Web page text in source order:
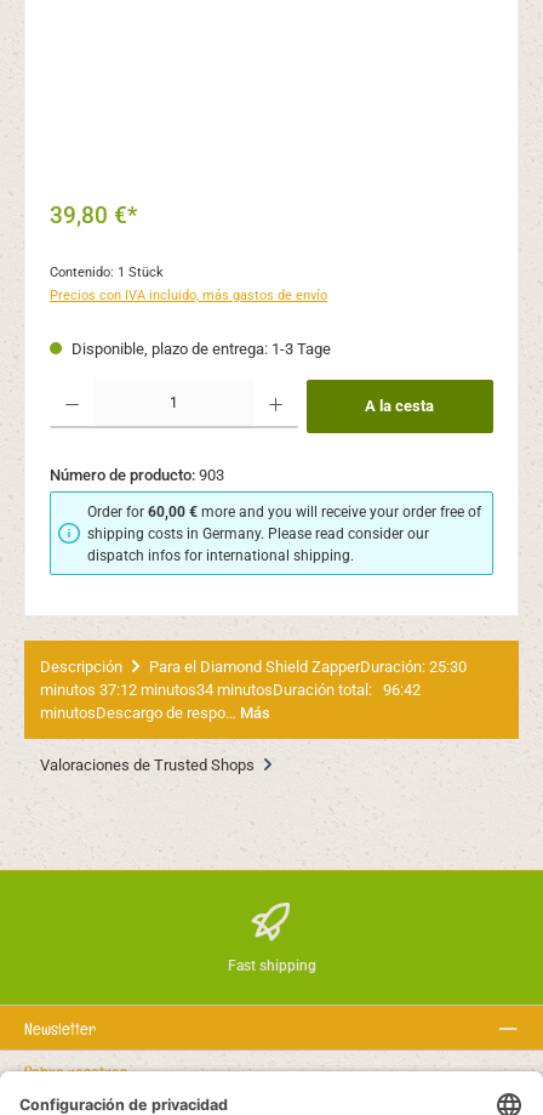
39,80 €*
Contenido: 1 Stück
Precios con IVA incluido, más gastos de envío
Disponible, plazo de entrega: 1-3 Tage
Cantidad del producto: introduce la cantidad deseada o usa los botones para
A la cesta
Número de producto: 903
Order for60,00 € more and you will receive your order free of
shipping costs in Germany. Please read consider our
dispatch infos for international shipping.
Descripción
Para el Diamond Shield ZapperDuración: 25:30
minutos 37:12 minutos34 minutosDuración total: 96:42
minutosDescargo de respo… Más
Valoraciones de Trusted Shops
Fast shipping
Newsletter
Sobre nosotros